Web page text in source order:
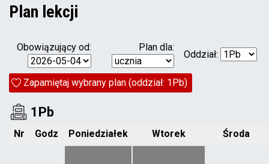
Plan lekcji
Obowiązujący od: Plan dla:
Oddział:
Zapamiętaj wybrany plan (oddział: 1Pb)
1Pb
Nr Godz Poniedziałek Wtorek Środa